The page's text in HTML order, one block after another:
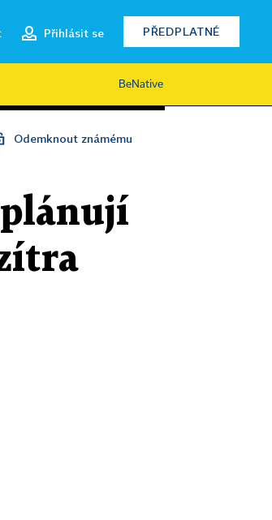
Přihlásit se PŘEDPLATNÉ
BeNative
Odemknout známému
plánují